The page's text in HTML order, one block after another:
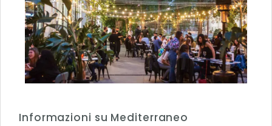
Informazioni su Mediterraneo